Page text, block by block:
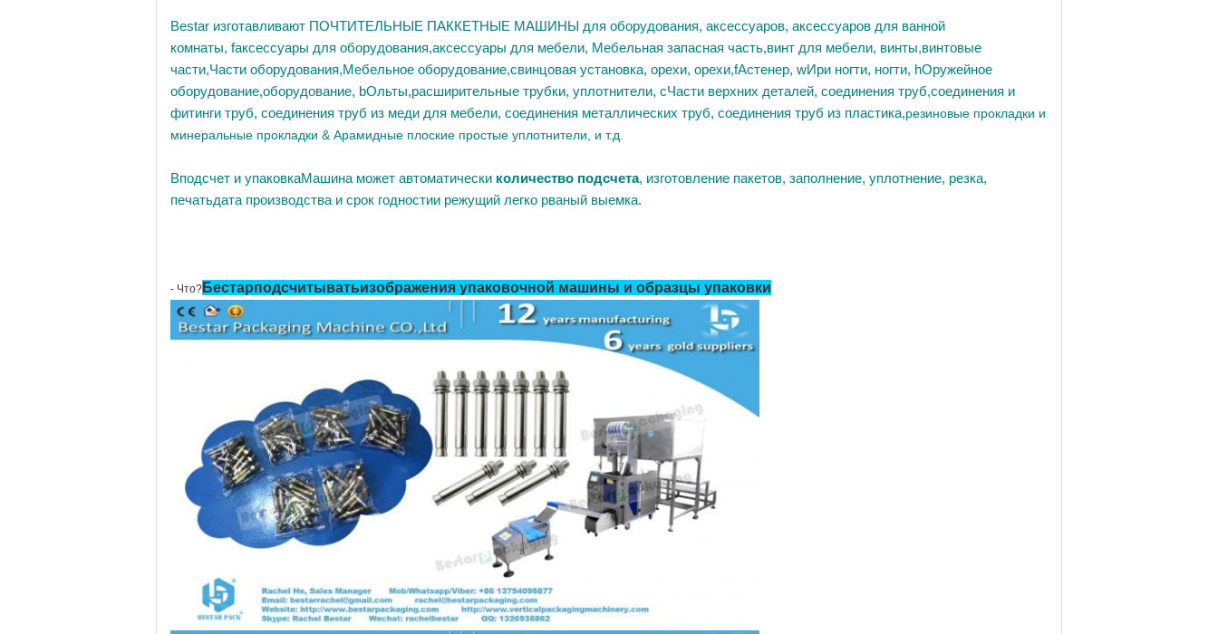
Bestar изготавливают ПОЧТИТЕЛЬНЫЕ ПАККЕТНЫЕ МАШИНЫ для оборудования, аксессуаров, аксессуаров для ванной
комнаты, fаксессуары для оборудования,аксессуары для мебели, Мебельная запасная часть,винт для мебели, винты,винтовые
части,Части оборудования,Мебельное оборудование,свинцовая установка, орехи, орехи,fАстенер, wИри ногти, ногти, hОружейное
оборудование,оборудование, bОльты,расширительные трубки, уплотнители, cЧасти верхних деталей, соединения труб,соединения и
фитинги труб, соединения труб из меди для мебели, соединения металлических труб, соединения труб из пластика,резиновые прокладки и
минеральные прокладки & Арамидные плоские простые уплотнители , и т.д.
Вподсчет и упаковкаМашина может автоматически количество подсчета, изготовление пакетов, заполнение, уплотнение, резка,
печатьдата производства и срок годностии режущий легко рваный выемка.
- Что? Бестарподсчитыватьизображения упаковочной машины и образцы упаковки